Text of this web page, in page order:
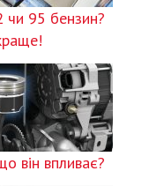
95 бензин?
він впливає?